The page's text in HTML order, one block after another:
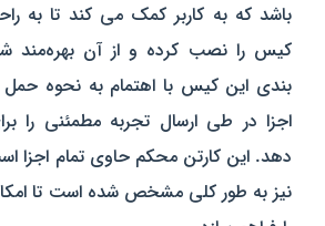
باشد که به کاربر کمک می‌ کند تا به
کیس را نصب کرده و از آن بهره‌مند
بندی این کیس با اهتمام به نحوه
اجزا در طی ارسال تجربه مطمئنی را
دهد. این کارتن محکم حاوی تمام اجزا
نیز به‌ طور کلی مشخص شده است تا